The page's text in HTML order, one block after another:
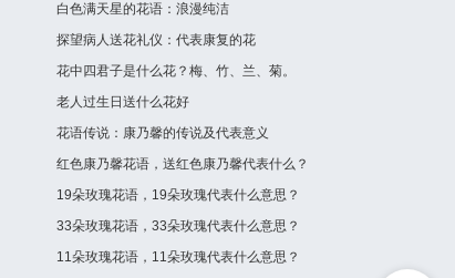
白色满天星的花语：浪漫纯洁
探望病人送花礼仪：代表康复的花
花中四君子是什么花？梅、竹、兰、菊。
老人过生日送什么花好
花语传说：康乃馨的传说及代表意义
红色康乃馨花语，送红色康乃馨代表什么？
19朵玫瑰花语，19朵玫瑰代表什么意思？
33朵玫瑰花语，33朵玫瑰代表什么意思？
11朵玫瑰花语，11朵玫瑰代表什么意思？